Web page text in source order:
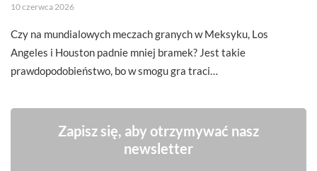
10 czerwca 2026
Czy na mundialowych meczach granych w Meksyku, Los
Angeles i Houston padnie mniej bramek? Jest takie
prawdopodobieństwo, bo w smogu gra traci…
Zapisz się, aby otrzymywać nasz
newsletter